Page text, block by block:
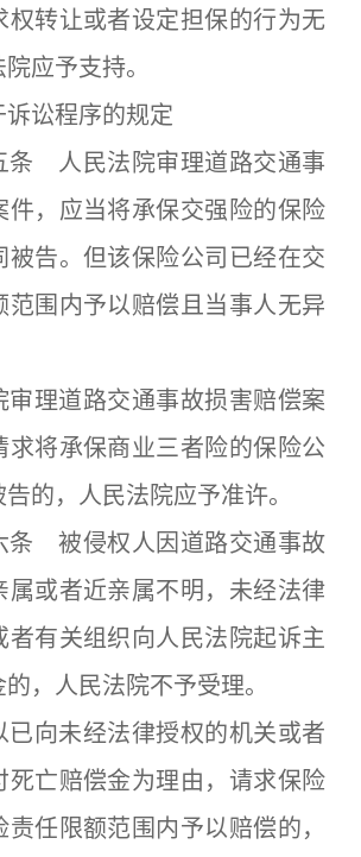
权转让或者设定担保的行为无
应予支持。
讼程序的规定
人民法院审理道路交通事
件，应当将承保交强险的保险
被告。但该保险公司已经在交
范围内予以赔偿且当事人无异
理道路交通事故损害赔偿案
求将承保商业三者险的保险公
的，人民法院应予准许。
被侵权人因道路交通事故
属或者近亲属不明，未经法律
者有关组织向人民法院起诉主
，人民法院不予受理。
向未经法律授权的机关或者
死亡赔偿金为理由，请求保险
任限额范围内予以赔偿的，